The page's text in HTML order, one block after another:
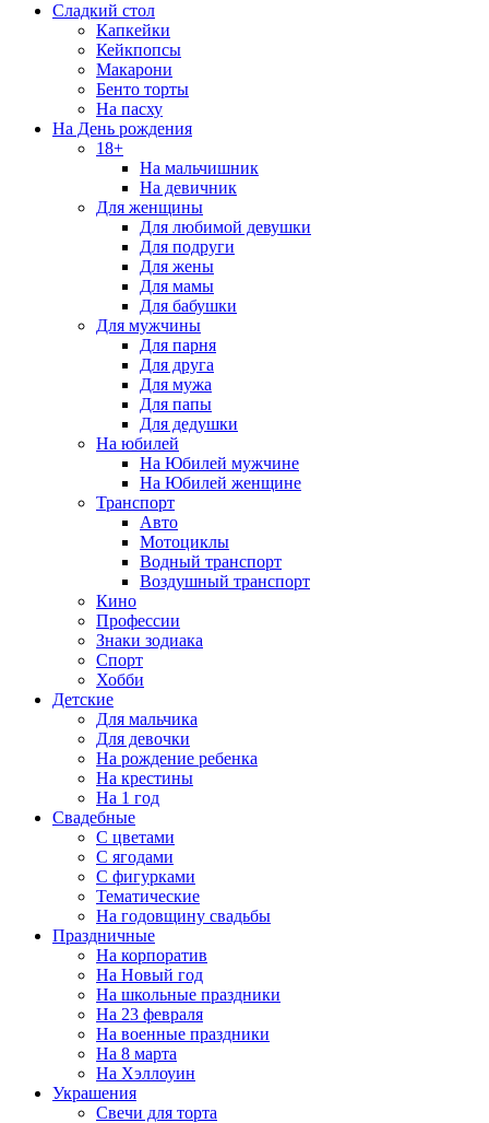
Сладкий стол
Капкейки
Кейкпопсы
Макарони
Бенто торты
На пасху
На День рождения
18+
На мальчишник
На девичник
Для женщины
Для любимой девушки
Для подруги
Для жены
Для мамы
Для бабушки
Для мужчины
Для парня
Для друга
Для мужа
Для папы
Для дедушки
На юбилей
На Юбилей мужчине
На Юбилей женщине
Транспорт
Авто
Мотоциклы
Водный транспорт
Воздушный транспорт
Кино
Профессии
Знаки зодиака
Спорт
Хобби
Детские
Для мальчика
Для девочки
На рождение ребенка
На крестины
На 1 год
Свадебные
С цветами
С ягодами
С фигурками
Тематические
На годовщину свадьбы
Праздничные
На корпоратив
На Новый год
На школьные праздники
На 23 февраля
На военные праздники
На 8 марта
На Хэллоуин
Украшения
Свечи для торта